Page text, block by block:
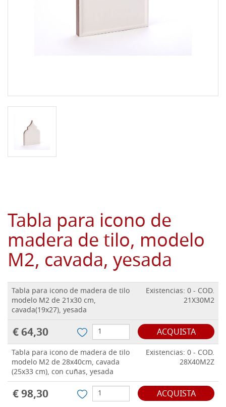
Tabla para icono de
madera de tilo, modelo
M2, cavada, yesada
Tabla para icono de madera de tilo
modelo M2 de 21x30 cm,
cavada(19x27), yesada
Existencias: 0 - COD.
21X30M2
€ 64,30 ACQUISTA
Tabla para icono de madera de tilo
modelo M2 de 28x40cm, cavada
(25x33 cm), con cuñas, yesada
Existencias: 0 - COD.
28X40M2Z
€ 98,30 ACQUISTA